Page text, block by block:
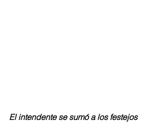
El intendente se sumó a los festejos